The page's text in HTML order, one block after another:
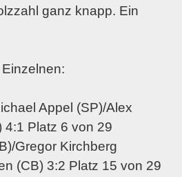
ganz knapp. Ein
Appel (SP)/Alex
4:1 Platz 6 von 29
Gregor Kirchberg
(CB) 3:2 Platz 15 von 29